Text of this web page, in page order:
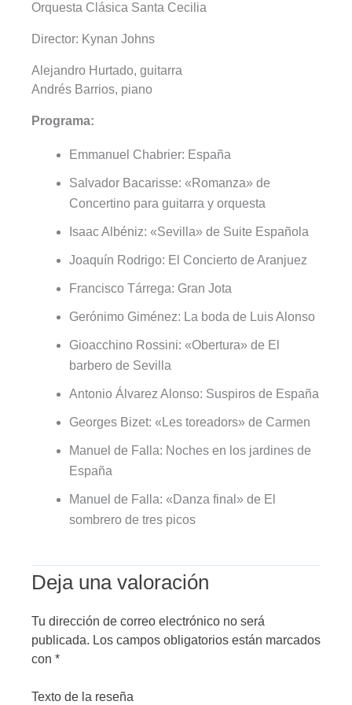
Orquesta Clásica Santa Cecilia
Director: Kynan Johns
Alejandro Hurtado, guitarra
Andrés Barrios, piano
Programa:
Emmanuel Chabrier: España
Salvador Bacarisse: «Romanza» de
Concertino para guitarra y orquesta
Isaac Albéniz: «Sevilla» de Suite Española
Joaquín Rodrigo: El Concierto de Aranjuez
Francisco Tárrega: Gran Jota
Gerónimo Giménez: La boda de Luis Alonso
Gioacchino Rossini: «Obertura» de El
barbero de Sevilla
Antonio Álvarez Alonso: Suspiros de España
Georges Bizet: «Les toreadors» de Carmen
Manuel de Falla: Noches en los jardines de
España
Manuel de Falla: «Danza final» de El
sombrero de tres picos
Deja una valoración
Tu dirección de correo electrónico no será
publicada. Los campos obligatorios están marcados
con *
Texto de la reseña